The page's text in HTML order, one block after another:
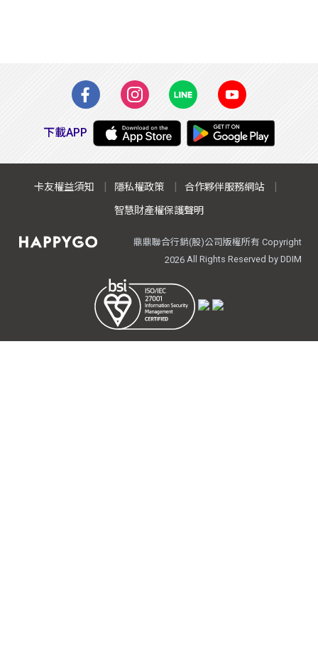
下載APP
卡友權益須知 隱私權政策
合作夥伴服務網站
智慧財產權保護聲明
鼎鼎聯合行銷(股)公司版權所有 Copyright
2026All Rights Reserved by DDIM